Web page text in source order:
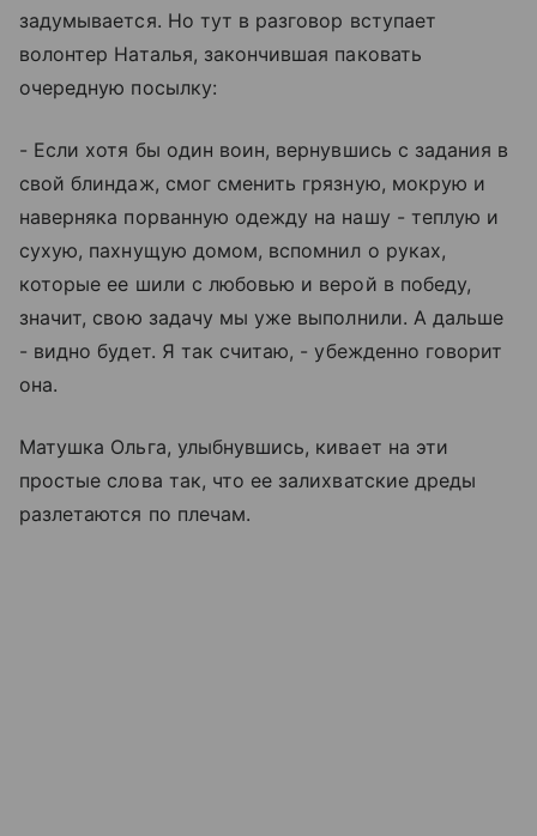
задумывается. Но тут в разговор вступает
волонтер Наталья, закончившая паковать
очередную посылку:
- Если хотя бы один воин, вернувшись с задания в
свой блиндаж, смог сменить грязную, мокрую и
наверняка порванную одежду на нашу - теплую и
сухую, пахнущую домом, вспомнил о руках,
которые ее шили с любовью и верой в победу,
значит, свою задачу мы уже выполнили. А дальше
- видно будет. Я так считаю, - убежденно говорит
она.
Матушка Ольга, улыбнувшись, кивает на эти
простые слова так, что ее залихватские дреды
разлетаются по плечам.